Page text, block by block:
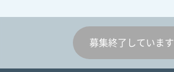
募集終了しています